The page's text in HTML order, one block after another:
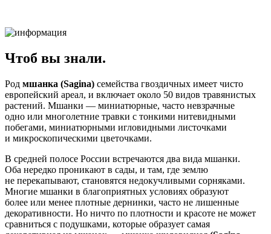
Чтоб вы знали.
Род мшанка (Sagina) семейства гвоздичных имеет чисто
европейский ареал, и включает около 50 видов травянистых
растений. Мшанки — миниатюрные, часто невзрачные
одно или многолетние травки с тонкими нитевидными
побегами, миниатюрными игловидными листочками
и микроскопическими цветочками.
В средней полосе России встречаются два вида мшанки.
Оба нередко проникают в сады, и там, где землю
не перекапывают, становятся недокучливыми сорняками.
Многие мшанки в благоприятных условиях образуют
более или менее плотные дернинки, часто не лишенные
декоративности. Но ничто по плотности и красоте не может
сравниться с подушками, которые образует самая